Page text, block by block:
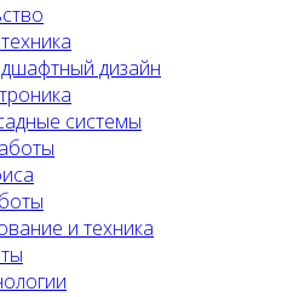
дизайн
системы
и техника